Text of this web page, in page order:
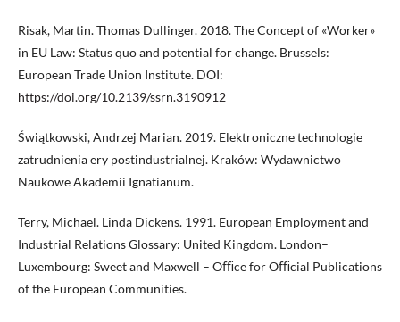
Risak, Martin. Thomas Dullinger. 2018. The Concept of «Worker»
in EU Law: Status quo and potential for change. Brussels:
European Trade Union Institute. DOI:
https://doi.org/10.2139/ssrn.3190912
Świątkowski, Andrzej Marian. 2019. Elektroniczne technologie
zatrudnienia ery postindustrialnej. Kraków: Wydawnictwo
Naukowe Akademii Ignatianum.
Terry, Michael. Linda Dickens. 1991. European Employment and
Industrial Relations Glossary: United Kingdom. London–
Luxembourg: Sweet and Maxwell – Oﬃce for Oﬃcial Publications
of the European Communities.